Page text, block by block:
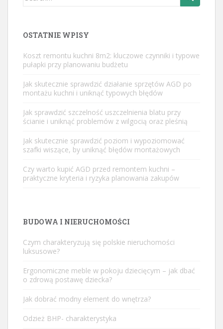
OSTATNIE WPISY
Koszt remontu kuchni 8m2: kluczowe czynniki i typowe
pułapki przy planowaniu budżetu
Jak skutecznie sprawdzić działanie sprzętów AGD po
montażu kuchni i uniknąć typowych błędów
Jak sprawdzić szczelność uszczelnienia blatu przy
ścianie i uniknąć problemów z wilgocią oraz pleśnią
Jak skutecznie sprawdzić poziom i wypoziomować
szafki wiszące, by uniknąć błędów montażowych
Czy warto kupić AGD przed remontem kuchni –
praktyczne kryteria i ryzyka planowania zakupów
BUDOWA I NIERUCHOMOŚCI
Czym charakteryzują się polskie nieruchomości
luksusowe?
Ergonomiczne meble w pokoju dziecięcym – jak dbać
o zdrową postawę dziecka?
Jak dobrać modny element do wnętrza?
Odzież BHP- charakterystyka